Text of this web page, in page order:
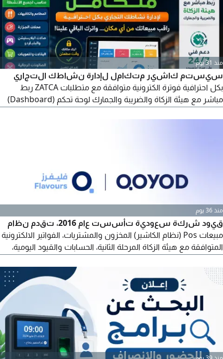
منذ 31 يوم
سيستم كاشير متكامل لإدارة نشاطك التجاري
بكل احترافية فوترة الكترونية متوافقة مع متطلبات ZATCA ربط
مباشر مع هيئة الزكاة والضريبة والجمارك لوحة تحكم (Dashboard)
منذ 36 يوم
قيود شركة سعودية تأسست عام 2016، تقدم نظام
مبيعات Pos (نظام الكاشير) المخزون والمشتريات، الفواتير الالكترونية
المتوافقة مع هيئة الزكاة المرحلة الثانية، الحسابات والقيود اليومية،
حتى لغير المحاسبين ومناسبة للمطاعم والكافيهات والمتاجر
والخدمات أسعار الباقات تبدأ من 1200 ريال مع امكانية توفير الاجهزة
والطابعات للتواصل